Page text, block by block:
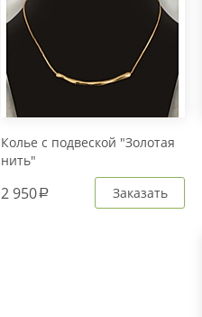
Колье с подвеской "Золотая
нить"
2 950a Заказать